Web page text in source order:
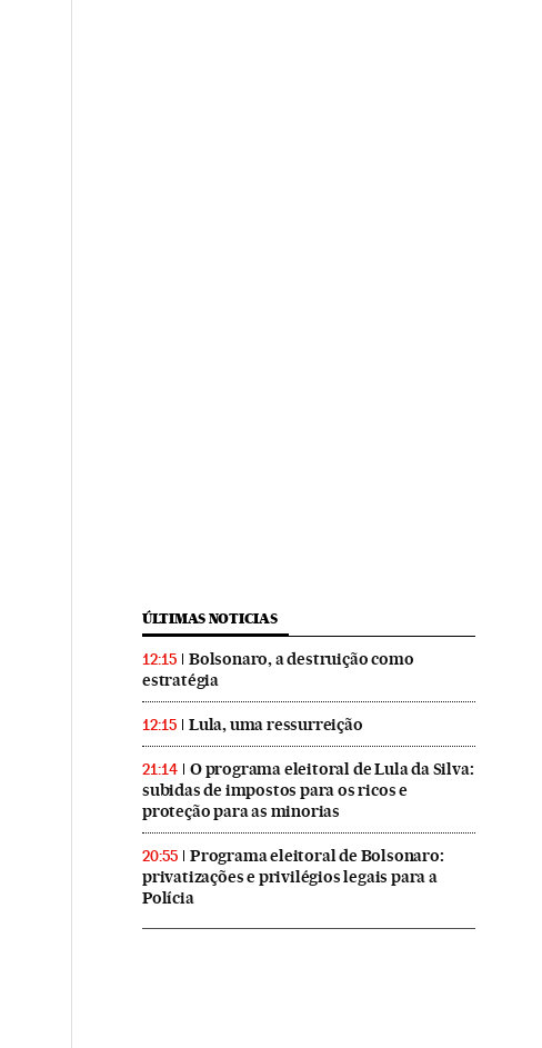
ÚLTIMAS NOTICIAS
12:15
Bolsonaro, a destruição como
estratégia
12:15 Lula, uma ressurreição
21:14
O programa eleitoral de Lula da Silva:
subidas de impostos para os ricos e
proteção para as minorias
20:55
Programa eleitoral de Bolsonaro:
privatizações e privilégios legais para a
Polícia